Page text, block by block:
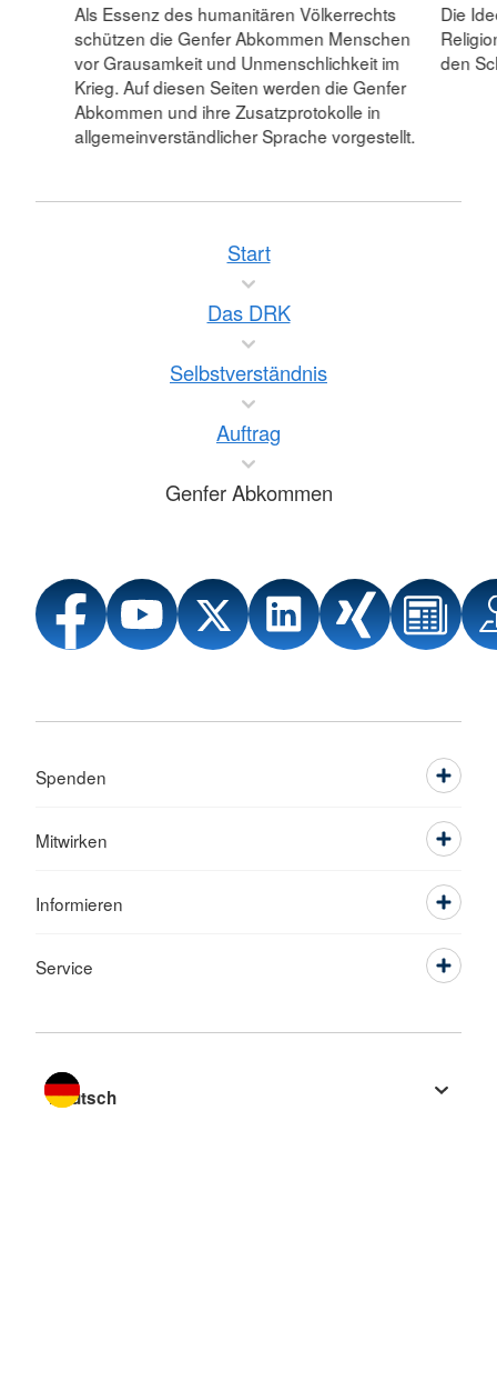
Als Essenz des humanitären Völkerrechts
schützen die Genfer Abkommen Menschen
vor Grausamkeit und Unmenschlichkeit im
Krieg. Auf diesen Seiten werden die Genfer
Abkommen und ihre Zusatzprotokolle in
allgemeinverständlicher Sprache vorgestellt.
Die
den
Start
Das DRK
Selbstverständnis
Auftrag
Genfer Abkommen
Spenden
Mitwirken
Informieren
Service
Sprache wechseln zu